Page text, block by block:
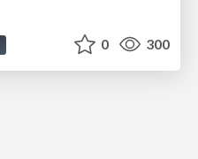
0 300